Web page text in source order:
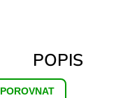
POPIS
POROVNAT